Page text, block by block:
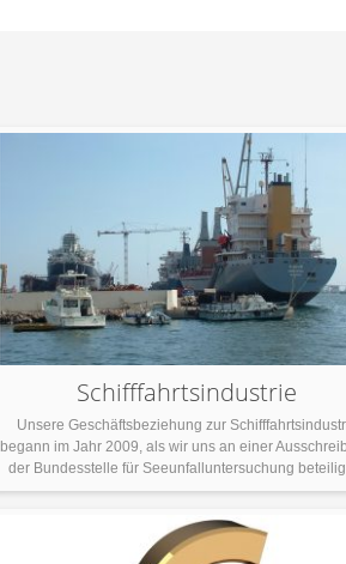
Schifffahrtsindustrie
Unsere Geschäftsbeziehung zur
begann im Jahr 2009, als wir uns an einer
der Bundesstelle für Seeunfalluntersuchung
und schlussendlich den Zuschlag erhielten. Die
Bundesoberbehörde in Hamburg und dem
Bundesministerium für Verkehr und digitale